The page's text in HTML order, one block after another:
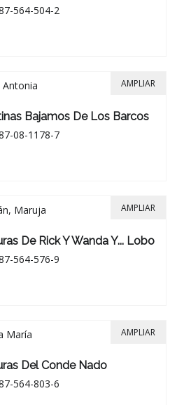
564-504-2
Antonia
Bajamos De Los Barcos
08-1178-7
AMPLIAR
Maruja
De Rick Y Wanda Y... Lobo
564-576-9
AMPLIAR
María
Del Conde Nado
564-803-6
AMPLIAR